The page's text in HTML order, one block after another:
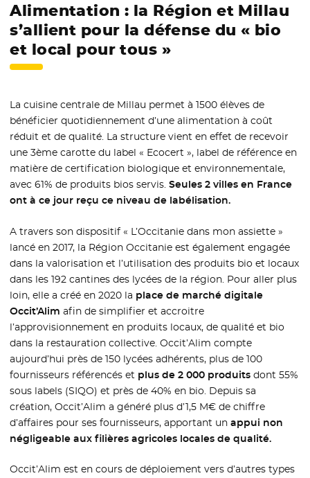
Alimentation : la Région et Millau
s’allient pour la défense du « bio
et local pour tous »
La cuisine centrale de Millau permet à 1500 élèves de
bénéficier quotidiennement d’une alimentation à coût
réduit et de qualité. La structure vient en effet de recevoir
une 3ème carotte du label « Ecocert », label de référence en
matière de certification biologique et environnementale,
avec 61% de produits bios servis.Seules 2 villes en France
ont à ce jour reçu ce niveau de labélisation.
A travers son dispositif « L’Occitanie dans mon assiette »
lancé en 2017, la Région Occitanie est également engagée
dans la valorisation et l’utilisation des produits bio et locaux
dans les 192 cantines des lycées de la région. Pour aller plus
loin, elle a créé en 2020 la place de marché digitale
Occit’Alim afin de simplifier et accroitre
l’approvisionnement en produits locaux, de qualité et bio
dans la restauration collective. Occit’Alim compte
aujourd’hui près de 150 lycées adhérents, plus de 100
fournisseurs référencés et plus de 2 000 produits dont 55%
sous labels (SIQO) et près de 40% en bio. Depuis sa
création, Occit’Alim a généré plus d’1,5 M€ de chiffre
d’affaires pour ses fournisseurs, apportant unappui non
négligeable aux filières agricoles locales de qualité.
Occit’Alim est en cours de déploiement vers d’autres types